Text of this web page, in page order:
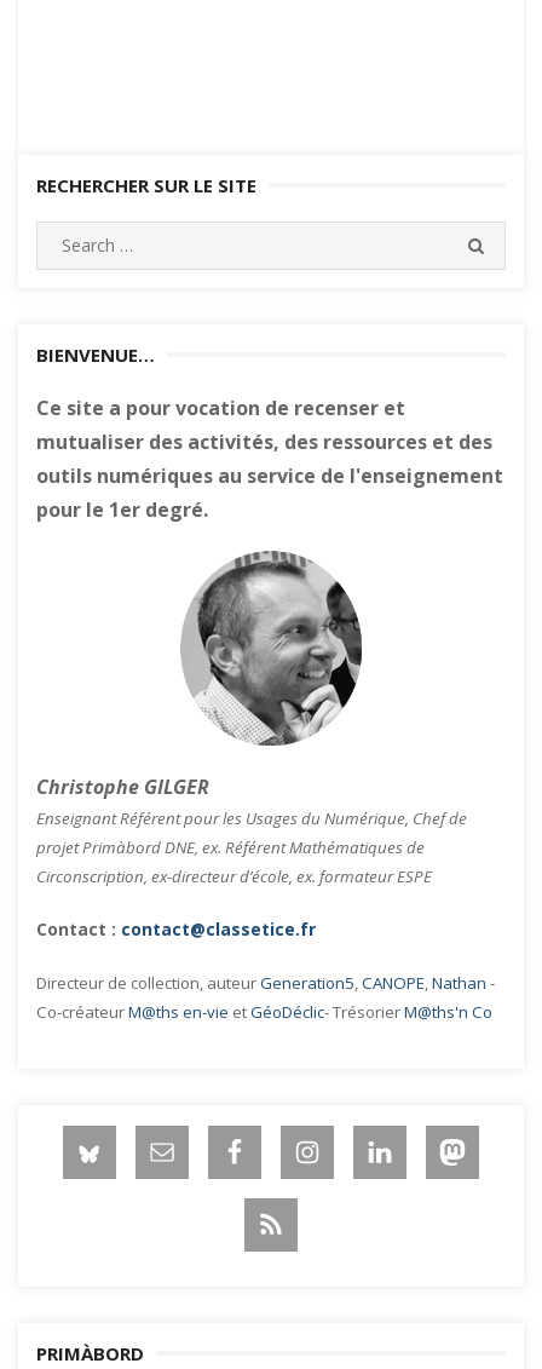
RECHERCHER SUR LE SITE
Search
for:
BIENVENUE…
Ce site a pour vocation de recenser et
mutualiser des activités, des ressources et des
outils numériques au service de l'enseignement
pour le 1er degré.
Christophe GILGER
Enseignant Référent pour les Usages du Numérique, Chef de
projet Primàbord DNE, ex. Référent Mathématiques de
Circonscription, ex-directeur d’école, ex. formateur ESPE
Contact : contact@classetice.fr
Directeur de collection, auteurGeneration5,CANOPE,Nathan -
Co-créateurM@ths en-vie etGéoDéclic- TrésorierM@ths'n Co
PRIMÀBORD